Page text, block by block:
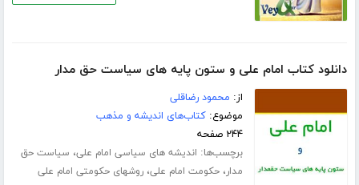
دانلود کتاب امام علی و ستون پایه های سیاست حق مدار
از: محمود رضاقلی
موضوع:کتاب‌های اندیشه و مذهب
۲۴۴ صفحه
برچسب‌ها: اندیشه های سیاسی امام علی، سیاست حق
مدار،حکومت امام علی،روشهای حکومتی امام علی